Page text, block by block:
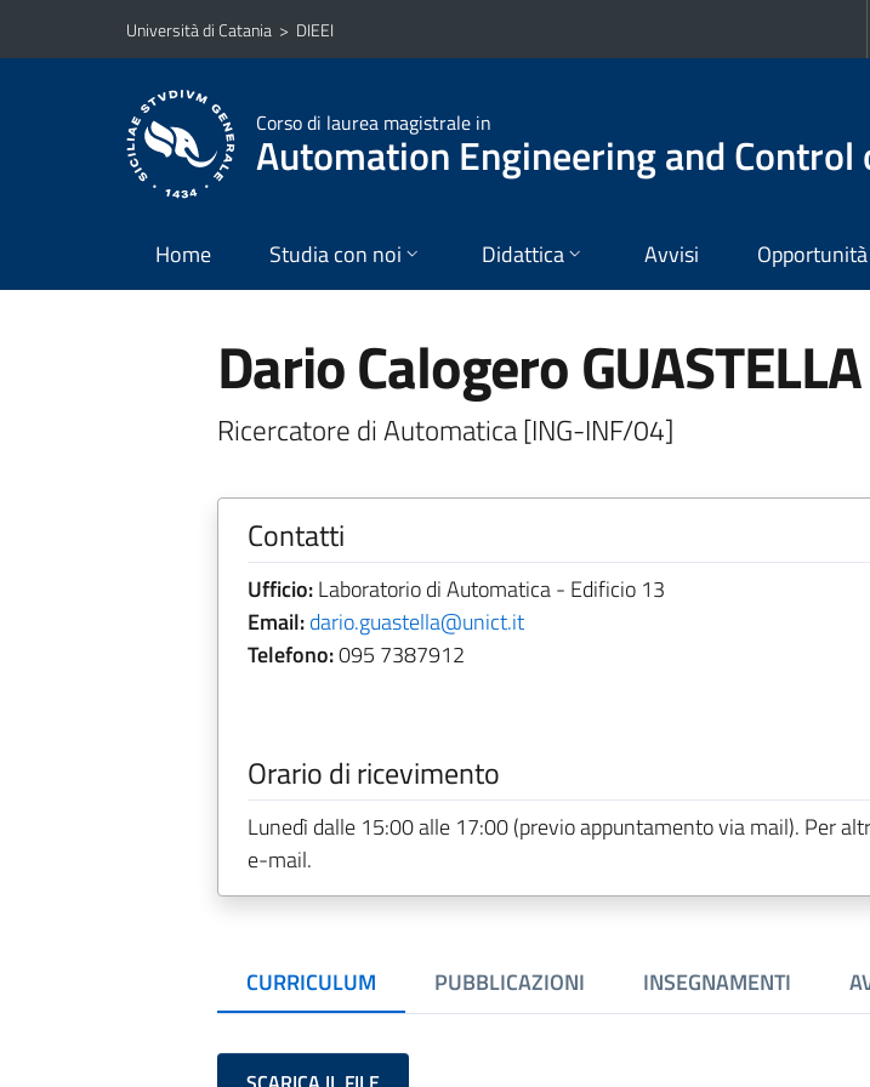
Vai al contenuto principale
Vai al menu di navigazione
Università di Catania > DIEEI
Corso di laurea magistrale in
Automation Engineering and Control
Home Studia con noi Didattica Avvisi Opportunità
Dario Calogero GUASTELLA
Ricercatore di Automatica [ING-INF/04]
Contatti
Ufficio:Laboratorio di Automatica - Edificio 13
Email:dario.guastella@unict.it
Telefono:095 7387912
Orario di ricevimento
Lunedì dalle 15:00 alle 17:00 (previo appuntamento via mail). Per
e-mail.
CURRICULUM PUBBLICAZIONI INSEGNAMENTI